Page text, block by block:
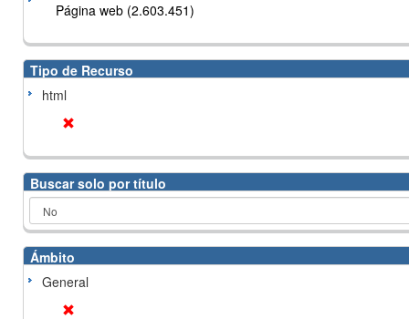
Página web (2.603.451)
Tipo de Recurso
html
Buscar solo por título
Ámbito
General